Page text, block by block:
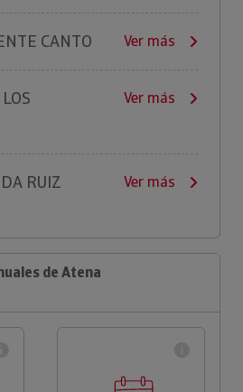
CANTO Ver más
Ver más
RUIZ Ver más
de Atena